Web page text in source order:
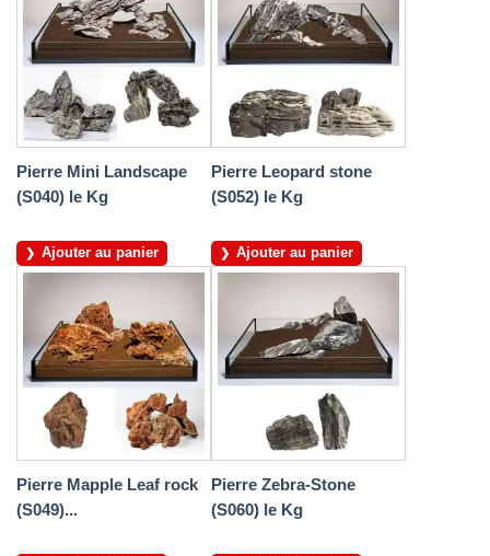
Pierre Mini Landscape
(S040) le Kg
Ajouter au panier
Pierre Leopard stone
(S052) le Kg
Ajouter au panier
Pierre Mapple Leaf rock
(S049)...
Pierre Zebra-Stone
(S060) le Kg